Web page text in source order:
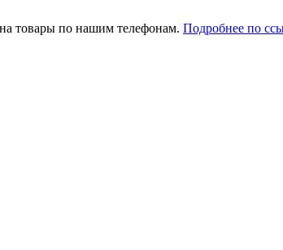
товары по нашим телефонам. Подробнее по